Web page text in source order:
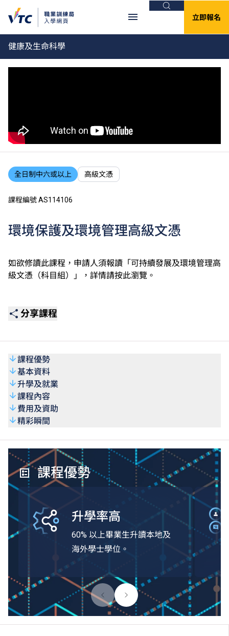
搜尋
立即報名
健康及生命科學
全日制中六或以上 高級文憑
課程編號 AS114106
環境保護及環境管理高級文憑
如欲修讀此課程，申請人須報讀「可持續發展及環境管理高
級文憑（科目組）」，詳情請按此瀏覽。
分享課程
課程優勢
基本資料
升學及就業
課程內容
費用及資助
精彩瞬間
課程優勢
升學率高
60% 以上畢業生升讀本地及
海外學士學位。